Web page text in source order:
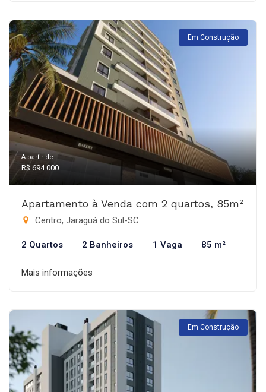
Em Construção
A partir de:
R$ 694.000
Apartamento à Venda com 2 quartos, 85m²
Centro, Jaraguá do Sul-SC
2 Quartos 2 Banheiros 1 Vaga 85 m²
Mais informações
Em Construção